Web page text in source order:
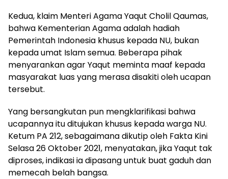
Kedua, klaim Menteri Agama Yaqut Cholil Qaumas,
bahwa Kementerian Agama adalah hadiah
Pemerintah Indonesia khusus kepada NU, bukan
kepada umat Islam semua. Beberapa pihak
menyarankan agar Yaqut meminta maaf kepada
masyarakat luas yang merasa disakiti oleh ucapan
tersebut.
Yang bersangkutan pun mengklarifikasi bahwa
ucapannya itu ditujukan khusus kepada warga NU.
Ketum PA 212, sebagaimana dikutip oleh Fakta Kini
Selasa 26 Oktober 2021, menyatakan, jika Yaqut tak
diproses, indikasi ia dipasang untuk buat gaduh dan
memecah belah bangsa.